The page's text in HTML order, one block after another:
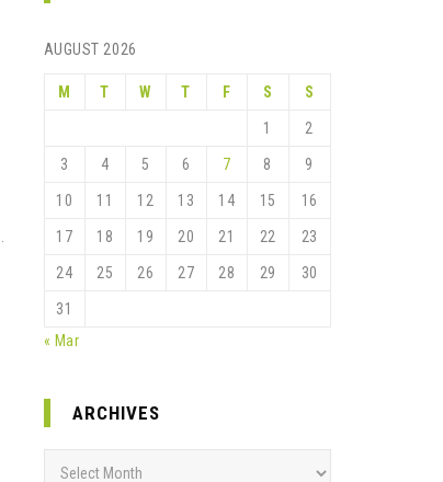
AUGUST 2026
M T W T F S S
1 2
3 4 5 6 7 8 9
10 11 12 13 14 15 16
17 18 19 20 21 22 23
24 25 26 27 28 29 30
31
« Mar
ARCHIVES